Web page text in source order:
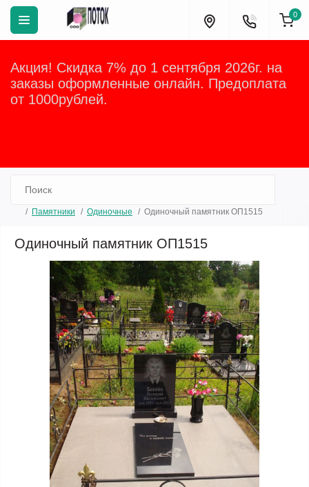
Акция! Скидка 7% до 1 сентября 2026г. на
заказы оформленные онлайн. Предоплата
от 1000рублей.
0
Памятники Одиночные Одиночный памятник ОП1515
Одиночный памятник ОП1515